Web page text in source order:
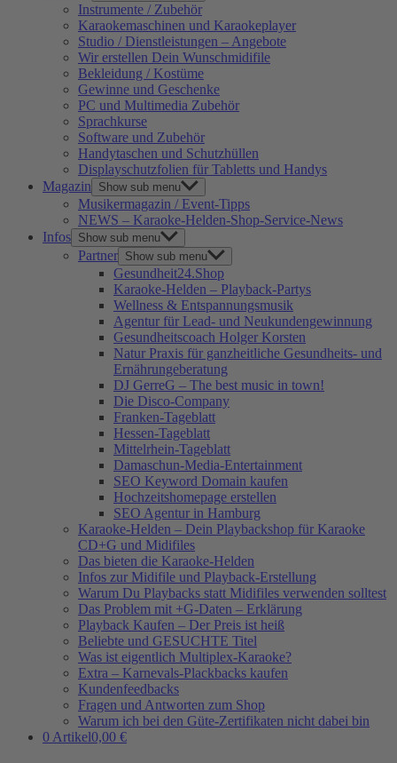
Instrumente / Zubehör
Karaokemaschinen und Karaokeplayer
Studio / Dienstleistungen – Angebote
Wir erstellen Dein Wunschmidifile
Bekleidung / Kostüme
Gewinne und Geschenke
PC und Multimedia Zubehör
Sprachkurse
Software und Zubehör
Handytaschen und Schutzhüllen
Displayschutzfolien für Tabletts und Handys
Magazin
Show sub menu
Musikermagazin / Event-Tipps
NEWS – Karaoke-Helden-Shop-Service-News
Infos Show sub menu
Partner Show sub menu
Gesundheit24.Shop
Karaoke-Helden – Playback-Partys
Wellness & Entspannungsmusik
Agentur für Lead- und Neukundengewinnung
Gesundheitscoach Holger Korsten
Natur Praxis für ganzheitliche Gesundheits- und
Ernährungeberatung
DJ GerreG – The best music in town!
Die Disco-Company
Franken-Tageblatt
Hessen-Tageblatt
Mittelrhein-Tageblatt
Damaschun-Media-Entertainment
SEO Keyword Domain kaufen
Hochzeitshomepage erstellen
SEO Agentur in Hamburg
Karaoke-Helden – Dein Playbackshop für Karaoke
CD+G und Midifiles
Das bieten die Karaoke-Helden
Infos zur Midifile und Playback-Erstellung
Warum Du Playbacks statt Midifiles verwenden solltest
Das Problem mit +G-Daten – Erklärung
Playback Kaufen – Der Preis ist heiß
Beliebte und GESUCHTE Titel
Was ist eigentlich Multiplex-Karaoke?
Extra – Karnevals-Plackbacks kaufen
Kundenfeedbacks
Fragen und Antworten zum Shop
Warum ich bei den Güte-Zertifikaten nicht dabei bin
0 Artikel0,00 €